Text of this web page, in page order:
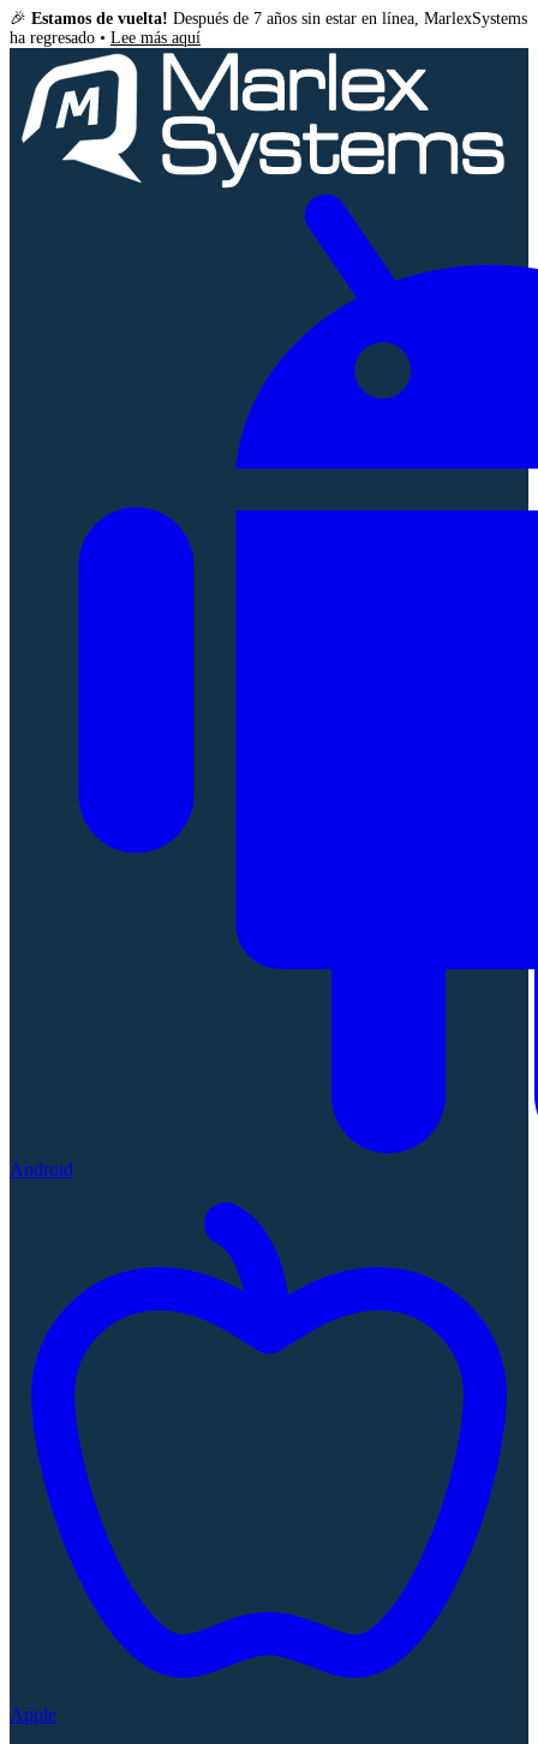
🎉 Estamos de vuelta! Después de 7 años sin estar en línea, MarlexSystems
ha regresado • Lee más aquí
Android
Apple